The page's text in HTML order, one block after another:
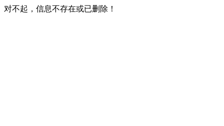
对不起，信息不存在或已删除！